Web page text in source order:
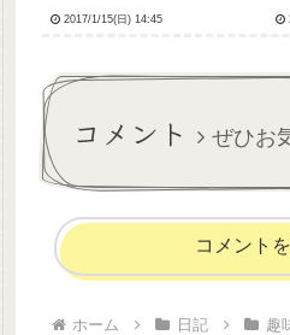
験生がんばれ！寒いけど！さ
て私はタイトル通り久々の2連
りの休みです😭😭金曜日は...
2017/1/15(日) 14:45
コメント ぜひお
コメント
ホーム 日記 趣